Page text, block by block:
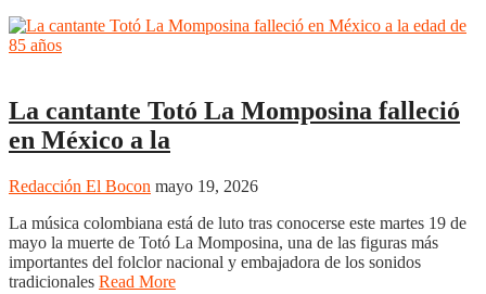
La cantante Totó La Momposina falleció
en México a la
Redacción El Bocon mayo 19, 2026
La música colombiana está de luto tras conocerse este martes 19 de
mayo la muerte de Totó La Momposina, una de las figuras más
importantes del folclor nacional y embajadora de los sonidos
tradicionales Read More